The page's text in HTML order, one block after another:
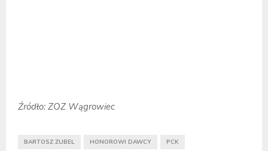
Źródło: ZOZ Wągrowiec
BARTOSZ ZUBEL HONOROWI DAWCY PCK